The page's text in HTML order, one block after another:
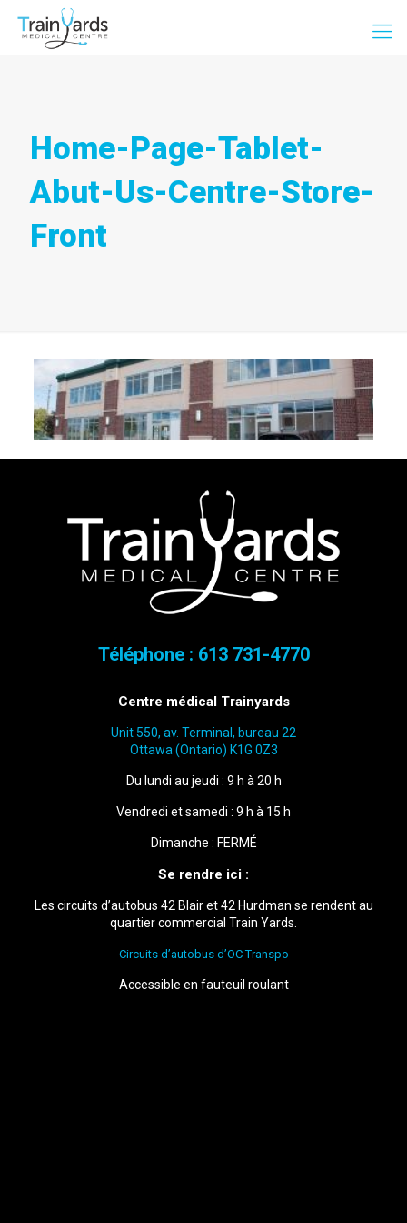
Home-Page-Tablet-
Abut-Us-Centre-Store-
Front
Téléphone : 613 731-4770
Centre médical Trainyards
Unit 550, av. Terminal, bureau 22
Ottawa (Ontario) K1G 0Z3
Du lundi au jeudi : 9 h à 20 h
Vendredi et samedi : 9 h à 15 h
Dimanche : FERMÉ
Se rendre ici :
Les circuits d’autobus 42 Blair et 42 Hurdman se rendent au
quartier commercial Train Yards.
Circuits d’autobus d’OC Transpo
Accessible en fauteuil roulant